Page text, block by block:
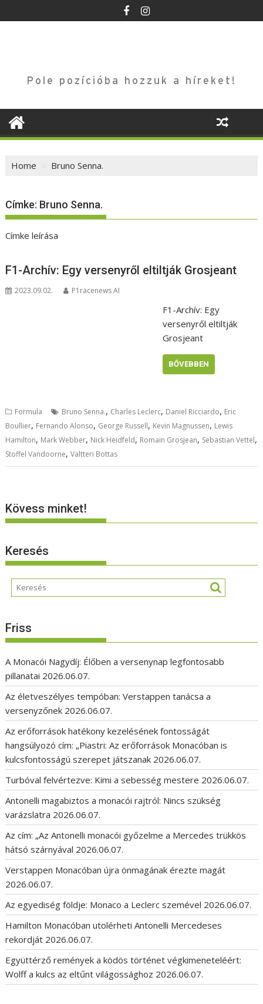
to
Pole pozícióba hozzuk a híreket!
Home Bruno Senna.
Címke: Bruno Senna.
Címke leírása
F1-Archív: Egy versenyről eltiltják Grosjeant
2023.09.02. P1racenews AI
F1-Archív: Egy
versenyről eltiltják
Grosjeant
BŐVEBBEN
Formula Bruno Senna., Charles Leclerc, Daniel Ricciardo, Eric
Boullier, Fernando Alonso, George Russell, Kevin Magnussen, Lewis
Hamilton, Mark Webber, Nick Heidfeld, Romain Grosjean, Sebastian Vettel,
Stoffel Vandoorne,Valtteri Bottas
Kövess minket!
Keresés
Friss
A Monacói Nagydíj: Élőben a versenynap legfontosabb
pillanatai 2026.06.07.
Az életveszélyes tempóban: Verstappen tanácsa a
versenyzőnek 2026.06.07.
Az erőforrások hatékony kezelésének fontosságát
hangsúlyozó cím: „Piastri: Az erőforrások Monacóban is
kulcsfontosságú szerepet játszanak 2026.06.07.
Turbóval felvértezve: Kimi a sebesség mestere 2026.06.07.
Antonelli magabiztos a monacói rajtról: Nincs szükség
varázslatra 2026.06.07.
Az cím: „Az Antonelli monacói győzelme a Mercedes trükkös
hátsó szárnyával 2026.06.07.
Verstappen Monacóban újra önmagának érezte magát
2026.06.07.
Az egyediség földje: Monaco a Leclerc szemével 2026.06.07.
Hamilton Monacóban utolérheti Antonelli Mercedeses
rekordját 2026.06.07.
Együttérző remények a ködös történet végkimeneteléért:
Wolff a kulcs az eltűnt világossághoz 2026.06.07.